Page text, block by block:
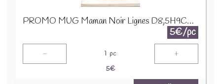
PROMO MUG Maman Noir Lignes D8,5H9CM 23975
5€/pc
- 1 pc +
5€